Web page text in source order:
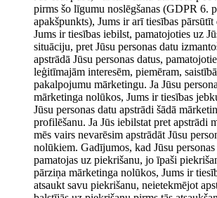
pirms šo līgumu noslēgšanas (GDPR 6.
apakšpunkts), Jums ir arī tiesības
Jums ir tiesības iebilst, pamatojoties uz
situāciju, pret Jūsu personas datu
apstrādā Jūsu personas datus,
leģitīmajām interesēm, piemēram,
pakalpojumu mārketingu. Ja Jūsu
mārketinga nolūkos, Jums ir tiesības
Jūsu personas datu apstrādi šādā
profilēšanu. Ja Jūs iebilstat pret apstrādi
mēs vairs nevarēsim apstrādāt Jūsu
nolūkiem. Gadījumos, kad Jūsu personas
pamatojas uz piekrišanu, jo īpaši
pārziņa mārketinga nolūkos, Jums ir
atsaukt savu piekrišanu, neietekmējot